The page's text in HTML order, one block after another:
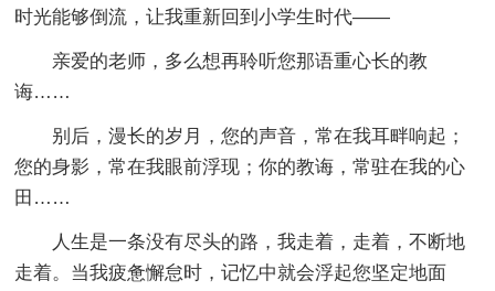
时光能够倒流，让我重新回到小学生时代——
亲爱的老师，多么想再聆听您那语重心长的教
诲……
别后，漫长的岁月，您的声音，常在我耳畔响起；
您的身影，常在我眼前浮现；你的教诲，常驻在我的心
田……
人生是一条没有尽头的路，我走着，走着，不断地
走着。当我疲惫懈怠时，记忆中就会浮起您坚定地面